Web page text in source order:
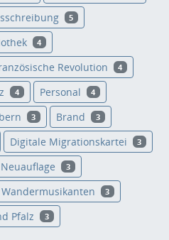
5
4
Revolution 4
4 Personal 4
3 Brand 3
Digitale Migrationskartei 3
Neuauflage 3
Wandermusikanten 3
Pfalz 3